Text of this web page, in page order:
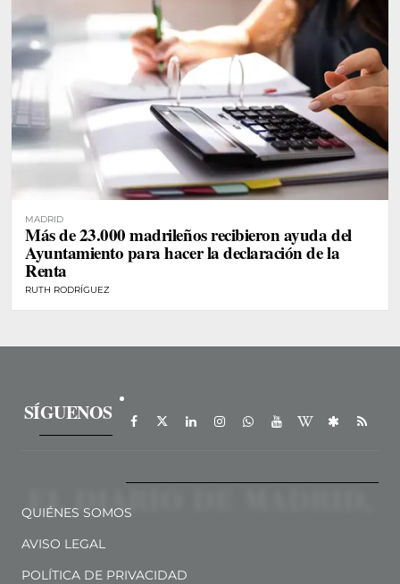
MADRID
Más de 23.000 madrileños recibieron ayuda del
Ayuntamiento para hacer la declaración de la
Renta
RUTH RODRÍGUEZ
SÍGUENOS
QUIÉNES SOMOS
AVISO LEGAL
POLÍTICA DE PRIVACIDAD